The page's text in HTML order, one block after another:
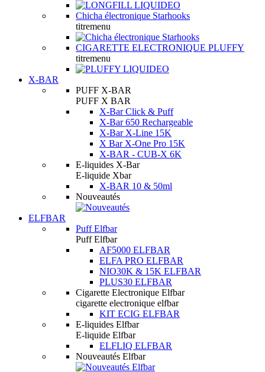
Chicha électronique Starhooks
titremenu
CIGARETTE ELECTRONIQUE PLUFFY
titremenu
X-BAR
PUFF X-BAR
PUFF X BAR
X-Bar Click & Puff
X-Bar 650 Rechargeable
X-Bar X-Line 15K
X Bar X-One Pro 15K
X-BAR - CUB-X 6K
E-liquides X-Bar
E-liquide Xbar
X-BAR 10 & 50ml
Nouveautés
ELFBAR
Puff Elfbar
Puff Elfbar
AF5000 ELFBAR
ELFA PRO ELFBAR
NIO30K & 15K ELFBAR
PLUS30 ELFBAR
Cigarette Electronique Elfbar
cigarette electronique elfbar
KIT ECIG ELFBAR
E-liquides Elfbar
E-liquide Elfbar
ELFLIQ ELFBAR
Nouveautés Elfbar